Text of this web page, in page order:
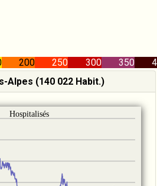
200 250 300 350
Alpes (140 022 Habit.)